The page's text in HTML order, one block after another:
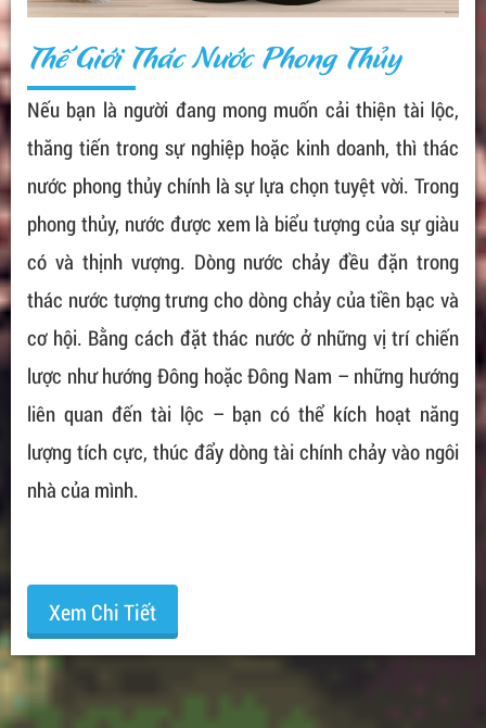
Thế Giới Thác Nước Phong Thủy
Nếu bạn là người đang mong muốn cải thiện tài lộc,
thăng tiến trong sự nghiệp hoặc kinh doanh, thì thác
nước phong thủy chính là sự lựa chọn tuyệt vời. Trong
phong thủy, nước được xem là biểu tượng của sự giàu
có và thịnh vượng. Dòng nước chảy đều đặn trong
thác nước tượng trưng cho dòng chảy của tiền bạc và
cơ hội. Bằng cách đặt thác nước ở những vị trí chiến
lược như hướng Đông hoặc Đông Nam – những hướng
liên quan đến tài lộc – bạn có thể kích hoạt năng
lượng tích cực, thúc đẩy dòng tài chính chảy vào ngôi
nhà của mình.
Xem Chi Tiết